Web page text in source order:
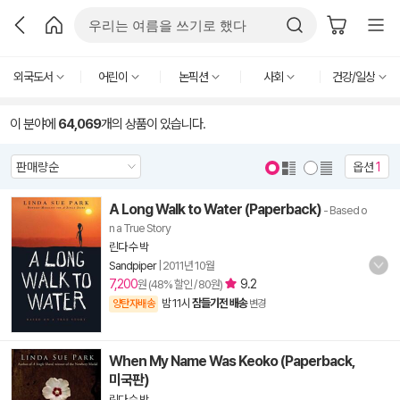
외국도서 어린이 논픽션 사회 건강/일상
이 분야에 64,069개의 상품이 있습니다.
옵션1
A Long Walk to Water (Paperback) - Based o
n a True Story
린다 수 박
Sandpiper| 2011년 10월
7,200원 (48% 할인 / 80원) 9.2
양탄자배송 밤 11시 잠들기전 배송 변경
When My Name Was Keoko (Paperback,
미국판)